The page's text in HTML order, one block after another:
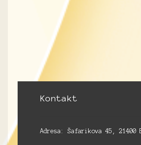
Kontakt
Adresa: Šafarikova 45, 21400